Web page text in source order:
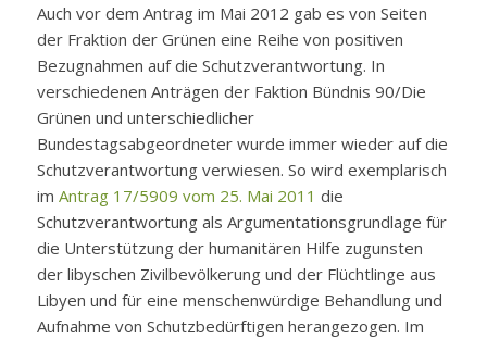
Auch vor dem Antrag im Mai 2012 gab es von Seiten
der Fraktion der Grünen eine Reihe von positiven
Bezugnahmen auf die Schutzverantwortung. In
verschiedenen Anträgen der Faktion Bündnis 90/Die
Grünen und unterschiedlicher
Bundestagsabgeordneter wurde immer wieder auf die
Schutzverantwortung verwiesen. So wird exemplarisch
im Antrag 17/5909 vom 25. Mai 2011 die
Schutzverantwortung als Argumentationsgrundlage für
die Unterstützung der humanitären Hilfe zugunsten
der libyschen Zivilbevölkerung und der Flüchtlinge aus
Libyen und für eine menschenwürdige Behandlung und
Aufnahme von Schutzbedürftigen herangezogen. Im